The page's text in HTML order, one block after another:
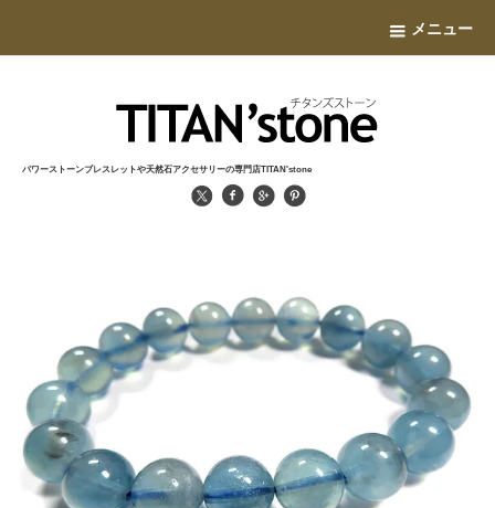
メニュー
パワーストーンブレスレットや天然石アクセサリーの専門店TITAN'stone